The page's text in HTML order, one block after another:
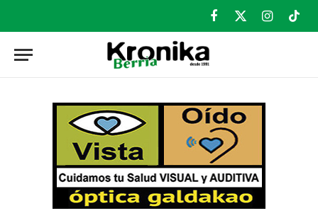
Facebook
X
Instagram